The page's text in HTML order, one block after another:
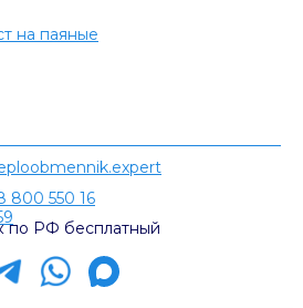
на паяные
по РФ бесплатный
800 550 16